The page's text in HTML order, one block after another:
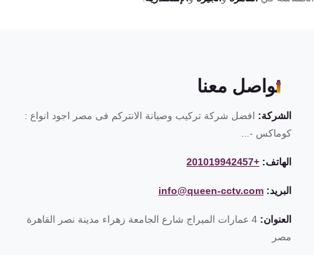
تواصل معنا
الشركة:افضل شركة تركيب وصيانة الانتركم فى مصر اجود انواع :
كوماكس -...
الهاتف: +201019942457
البريد: info@queen-cctv.com
العنوان:
4 عمارات الميراج شارع الجامعة زهراء مدينة نصر القاهرة
مصر